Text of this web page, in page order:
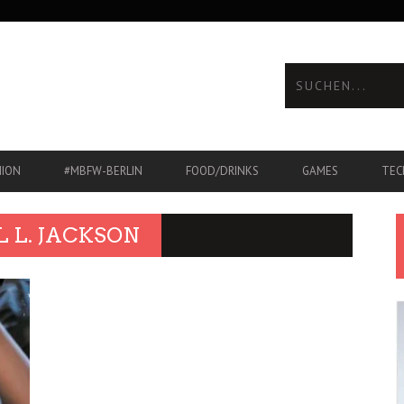
#MBFW-BERLIN FOOD/DRINKS GAMES
L. JACKSON